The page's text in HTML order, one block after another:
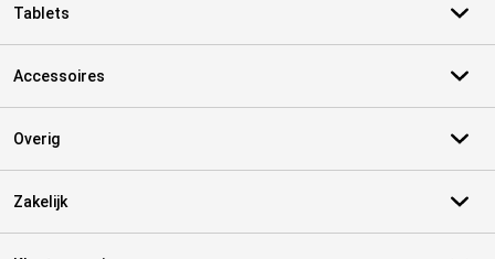
Tablets
Accessoires
Overig
Zakelijk